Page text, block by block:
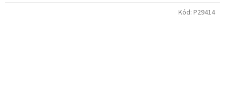
Kód: P29414